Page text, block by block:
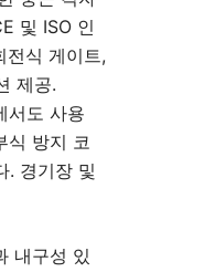
및 ISO 인
전식 게이트,
제공.
서도 사용
식 방지 코
. 경기장 및
내구성 있